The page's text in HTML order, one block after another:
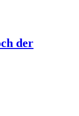
der